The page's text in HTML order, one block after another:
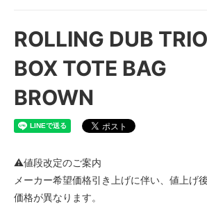
ROLLING DUB TRIO
BOX TOTE BAG
BROWN
⚠値段改定のご案内
メーカー希望価格引き上げに伴い、値上げ
価格が異なります。